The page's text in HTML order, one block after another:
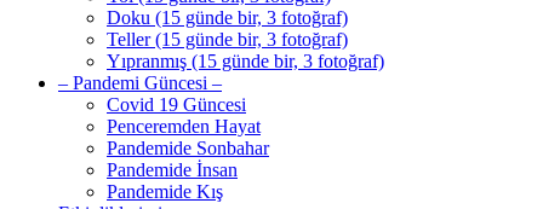
Doku (15 günde bir, 3 fotoğraf)
Teller (15 günde bir, 3 fotoğraf)
Yıpranmış (15 günde bir, 3 fotoğraf)
– Pandemi Güncesi –
Covid 19 Güncesi
Penceremden Hayat
Pandemide Sonbahar
Pandemide İnsan
Pandemide Kış